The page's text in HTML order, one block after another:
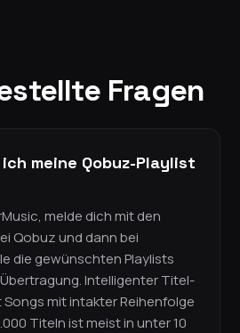
Fragen
meine Qobuz-Playlist
melde dich mit den
Qobuz und dann bei
die gewünschten Playlists
Intelligenter Titel-
mit intakter Reihenfolge
Titeln ist meist in unter 10